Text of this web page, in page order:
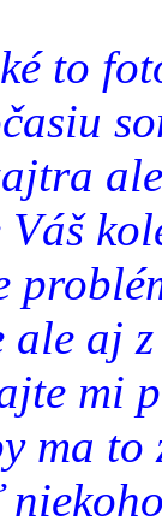
to
ale aj
mi
ma